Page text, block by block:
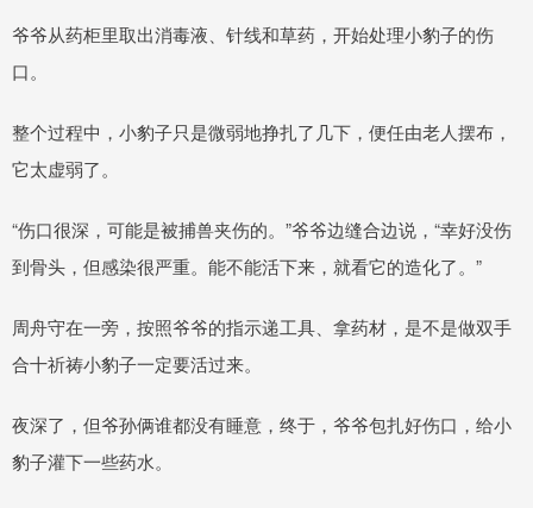
爷爷从药柜里取出消毒液、针线和草药，开始处理小豹子的伤
口。
整个过程中，小豹子只是微弱地挣扎了几下，便任由老人摆布，
它太虚弱了。
“伤口很深，可能是被捕兽夹伤的。”爷爷边缝合边说，“幸好没伤
到骨头，但感染很严重。能不能活下来，就看它的造化了。”
周舟守在一旁，按照爷爷的指示递工具、拿药材，是不是做双手
合十祈祷小豹子一定要活过来。
夜深了，但爷孙俩谁都没有睡意，终于，爷爷包扎好伤口，给小
豹子灌下一些药水。